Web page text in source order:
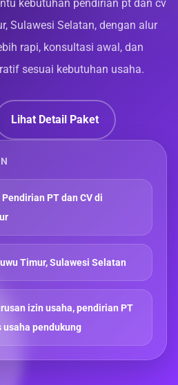
kebutuhan pendirian pt dan cv
Sulawesi Selatan, dengan alur
rapi, konsultasi awal, dan
sesuai kebutuhan usaha.
Lihat Detail Paket
PT dan CV di
Timur, Sulawesi Selatan
izin usaha, pendirian PT
usaha pendukung